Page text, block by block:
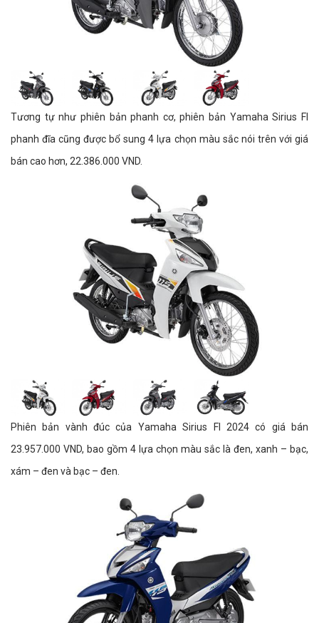
Tương tự như phiên bản phanh cơ, phiên bản Yamaha Sirius FI
phanh đĩa cũng được bổ sung 4 lựa chọn màu sắc nói trên với giá
bán cao hơn, 22.386.000 VND.
Phiên bản vành đúc của Yamaha Sirius FI 2024 có giá bán
23.957.000 VND, bao gồm 4 lựa chọn màu sắc là đen, xanh – bạc,
xám – đen và bạc – đen.